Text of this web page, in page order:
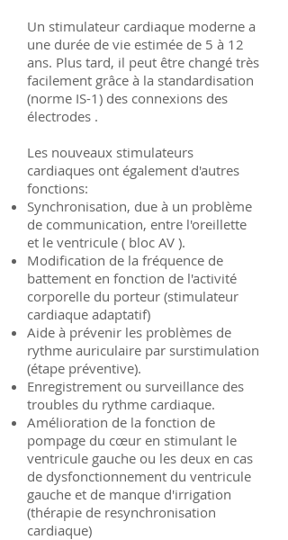
Un stimulateur cardiaque moderne a
une durée de vie estimée de 5 à 12
ans. Plus tard, il peut être changé très
facilement grâce à la standardisation
(norme IS-1) des connexions des
électrodes .
Les nouveaux stimulateurs
cardiaques ont également d'autres
fonctions:
Synchronisation, due à un problème
de communication, entre l'oreillette
et le ventricule ( bloc AV ).
Modification de la fréquence de
battement en fonction de l'activité
corporelle du porteur (stimulateur
cardiaque adaptatif)
Aide à prévenir les problèmes de
rythme auriculaire par surstimulation
(étape préventive).
Enregistrement ou surveillance des
troubles du rythme cardiaque.
Amélioration de la fonction de
pompage du cœur en stimulant le
ventricule gauche ou les deux en cas
de dysfonctionnement du ventricule
gauche et de manque d'irrigation
(thérapie de resynchronisation
cardiaque)